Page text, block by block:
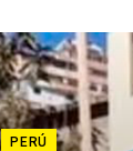
PERÚ